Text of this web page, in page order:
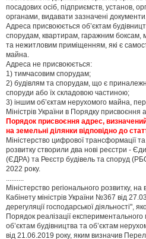
посадових осіб, підприємств, установ,
органами, видавати зазначені
Адреса присвоюється об’єктам
спорудам, квартирам, гаражним
та нежитловим приміщенням, які є
майна.
Адреса не присвоюється:
1) тимчасовим спорудам;
2) будівлям та спорудам, що є
споруди або їх складовою частиною;
3) іншим об’єктам нерухомого майна,
Міністрів України в Порядку присвоєння
Порядок присвоєння адрес,
на земельні ділянки відповідно до
Міністерство цифрової трансформації
розвитку створили два нові реєстри -
(ЄДРА) та Реєстр будівель та споруд
2022 року.
..........
Міністерство регіонального розвитку,
Кабінету міністрів України №367 від
дерегуляції господарської діяльності",
Порядок реалізації
об’єктам будівництва та об’єктам
від 21.06.2019 року, яким визначив